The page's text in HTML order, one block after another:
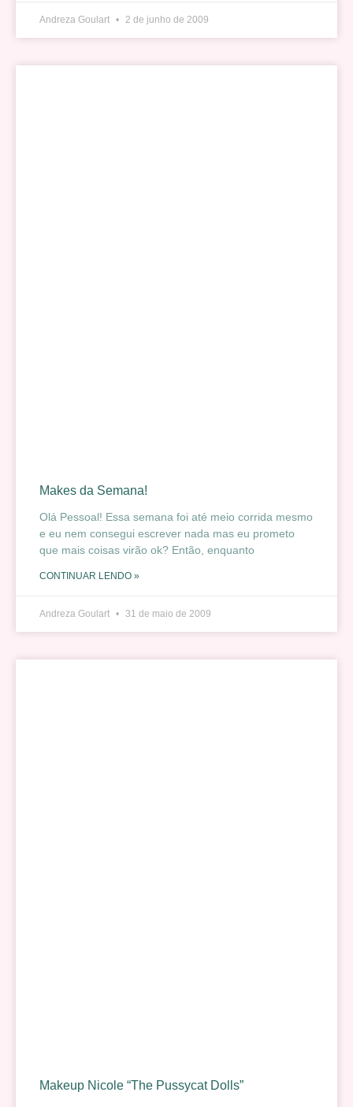
Andreza Goulart 2 de junho de 2009
Makes da Semana!
Olá Pessoal! Essa semana foi até meio corrida mesmo
e eu nem consegui escrever nada mas eu prometo
que mais coisas virão ok? Então, enquanto
CONTINUAR LENDO »
Andreza Goulart 31 de maio de 2009
Makeup Nicole “The Pussycat Dolls”